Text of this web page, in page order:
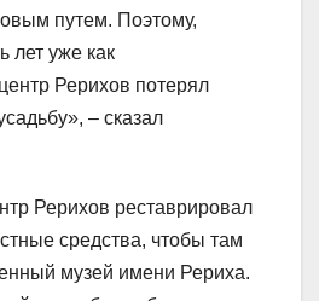
путем. Поэтому,
лет уже как
Рерихов потерял
– сказал
Рерихов реставрировал
средства, чтобы там
музей имени Рериха.